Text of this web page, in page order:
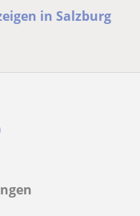
in Salzburg